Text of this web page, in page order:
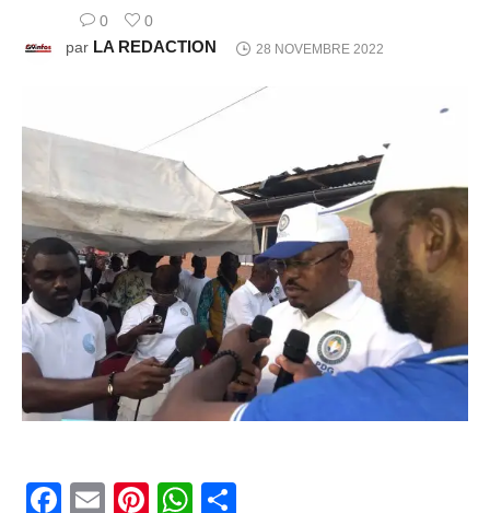
0
0
par LA REDACTION 28 NOVEMBRE 2022
Facebook
Email PinterestWhatsApp